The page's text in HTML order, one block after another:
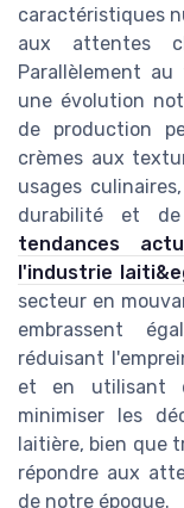
caractéristiques
aux attentes
Parallèlement
une évolution
de production
crèmes aux
usages
durabilité et
tendances
l'industrie
secteur en
embrassent
réduisant
et en utilisant
minimiser les
laitière, bien que
répondre aux
de notre époque.